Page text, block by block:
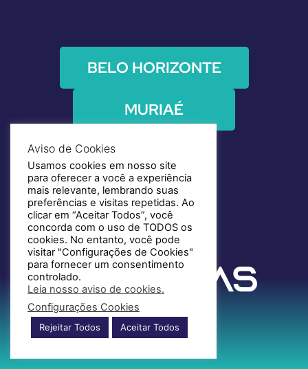
BELO HORIZONTE
MURIAÉ
Aviso de Cookies
Usamos cookies em nosso site
para oferecer a você a experiência
mais relevante, lembrando suas
preferências e visitas repetidas. Ao
clicar em “Aceitar Todos”, você
concorda com o uso de TODOS os
cookies. No entanto, você pode
visitar "Configurações de Cookies"
para fornecer um consentimento
controlado.
Leia nosso aviso de cookies.
Configurações Cookies
Rejeitar Todos Aceitar Todos